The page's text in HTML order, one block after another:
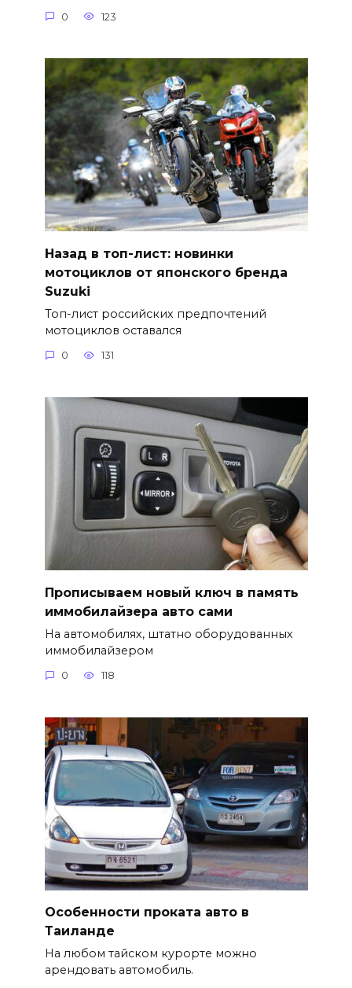
0 123
Назад в топ-лист: новинки
мотоциклов от японского бренда
Suzuki
Топ-лист российских предпочтений
мотоциклов оставался
0 131
Прописываем новый ключ в память
иммобилайзера авто сами
На автомобилях, штатно оборудованных
иммобилайзером
0 118
Особенности проката авто в
Таиланде
На любом тайском курорте можно
арендовать автомобиль.